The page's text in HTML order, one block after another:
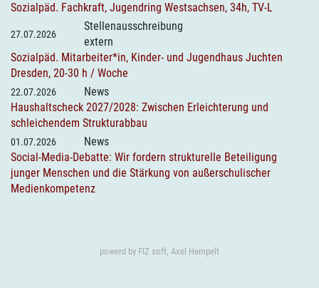
Sozialpäd. Fachkraft, Jugendring Westsachsen, 34h, TV-L
27.07.2026
Stellenausschreibung
extern
Sozialpäd. Mitarbeiter*in, Kinder- und Jugendhaus Juchten
Dresden, 20-30 h / Woche
22.07.2026
News
Haushaltscheck 2027/2028: Zwischen Erleichterung und
schleichendem Strukturabbau
01.07.2026
News
Social-Media-Debatte: Wir fordern strukturelle Beteiligung
junger Menschen und die Stärkung von außerschulischer
Medienkompetenz
powerd by FIZ soft, Axel Hempelt